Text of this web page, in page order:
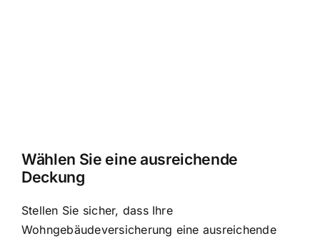
Wählen Sie eine ausreichende
Deckung
Stellen Sie sicher, dass Ihre
Wohngebäudeversicherung eine ausreichende